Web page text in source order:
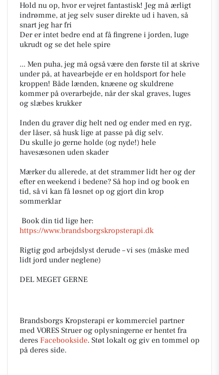
​Hold nu op, hvor er vejret fantastisk! Jeg må ærligt
indrømme, at jeg selv suser direkte ud i haven, så
snart jeg har fri
Der er intet bedre end at få fingrene i jorden, luge
ukrudt og se det hele spire
​... Men puha, jeg må også være den første til at skrive
under på, at havearbejde er en holdsport for hele
kroppen! Både lænden, knæene og skuldrene
kommer på overarbejde, når der skal graves, luges
og slæbes krukker
​Inden du graver dig helt ned og ender med en ryg,
der låser, så husk lige at passe på dig selv.
Du skulle jo gerne holde (og nyde!) hele
havesæsonen uden skader
​Mærker du allerede, at det strammer lidt her og der
efter en weekend i bedene? Så hop ind og book en
tid, så vi kan få løsnet op og gjort din krop
sommerklar
​ Book din tid lige her:
https://www.brandsborgskropsterapi.dk
​Rigtig god arbejdslyst derude – vi ses (måske med
lidt jord under neglene)
​DEL MEGET GERNE
Brandsborgs Kropsterapi er kommerciel partner
med VORES Struer og oplysningerne er hentet fra
deres Facebookside. Støt lokalt og giv en tommel op
på deres side.